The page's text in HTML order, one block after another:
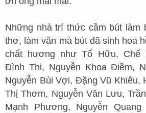
Những nhà trí thức cầm bút làm
thơ, làm văn mà bút đã sinh hoa
chất hương như Tố Hữu, Chế
Đình Thi, Nguyễn Khoa Điềm,
Nguyễn Bùi Vợi, Đặng Vũ Khiêu,
Thị Thơm, Nguyễn Văn Lưu,
Mạnh Phương, Nguyễn